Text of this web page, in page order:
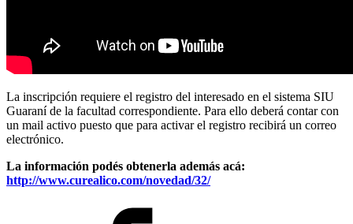
La inscripción requiere el registro del interesado en el sistema SIU
Guaraní de la facultad correspondiente. Para ello deberá contar con
un mail activo puesto que para activar el registro recibirá un correo
electrónico.
La información podés obtenerla además acá:
http://www.curealico.com/novedad/32/